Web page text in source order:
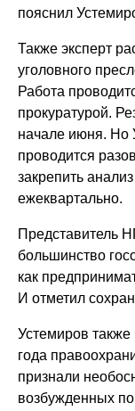
пояснил
Также эксперт
уголовного
Работа
прокуратурой.
начале июня. Но
проводится
закрепить
ежеквартально.
Представитель
большинство
как
И отметил
Устемиров
года
признали
возбужденных